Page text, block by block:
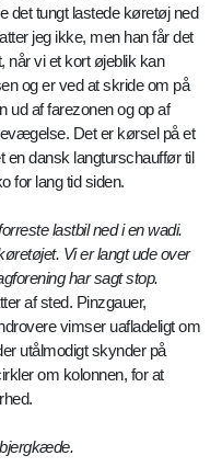
det tungt lastede køretøj ned
jeg ikke, men han får det
når vi et kort øjeblik kan
og er ved at skride om på
ud af farezonen og op af
Det er kørsel på et
en dansk langturschauffør til
for lang tid siden.
lastbil ned i en wadi.
Vi er langt ude over
har sagt stop.
af sted. Pinzgauer,
vimser uafladeligt om
utålmodigt skynder på
om kolonnen, for at